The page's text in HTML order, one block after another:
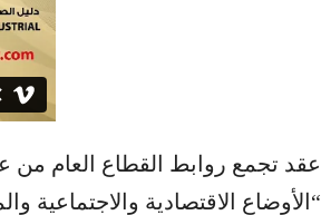
عقد تجمع روابط القطاع العام
“الأوضاع الاقتصادية والاجتماعية